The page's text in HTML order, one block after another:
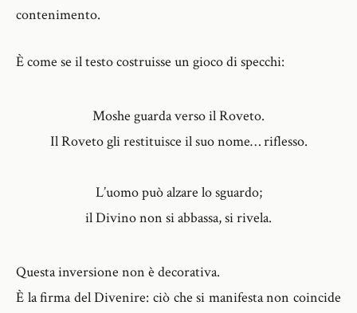
contenimento.
È come se il testo costruisse un gioco di specchi:
Moshe guarda verso il Roveto.
Il Roveto gli restituisce il suo nome… riflesso.
L’uomo può alzare lo sguardo;
il Divino non si abbassa, si rivela.
Questa inversione non è decorativa.
È la firma del Divenire: ciò che si manifesta non coincide